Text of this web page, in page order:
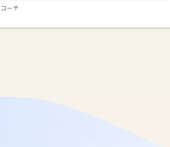
コーチ